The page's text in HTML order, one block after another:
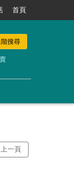
首頁
一頁